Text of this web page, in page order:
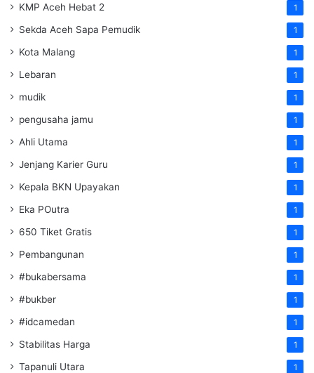
KMP Aceh Hebat 2 1
Sekda Aceh Sapa Pemudik 1
Kota Malang 1
Lebaran 1
mudik 1
pengusaha jamu 1
Ahli Utama 1
Jenjang Karier Guru 1
Kepala BKN Upayakan 1
Eka POutra 1
650 Tiket Gratis 1
Pembangunan 1
#bukabersama 1
#bukber 1
#idcamedan 1
Stabilitas Harga 1
Tapanuli Utara 1